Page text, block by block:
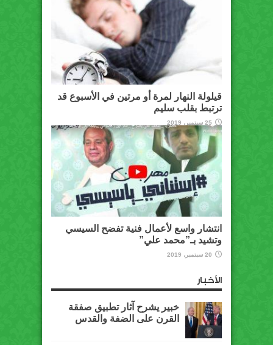
قيلولة النهار لمرة أو مرتين في الأسبوع قد
ترتبط بقلب سليم
25 سبتمبر، 2019
انتشار واسع لأعمال فنية تفضح السيسي
وتشيد بـ”محمد علي”
20 سبتمبر، 2019
الأخبار
خبير يشرح آثار تطبيق صفقة
القرن على الضفة والقدس